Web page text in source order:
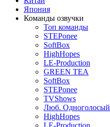
Япония
Команды озвучки
Топ команды
STEPonee
SoftBox
HighHopes
LE-Production
GREEN TEA
SoftBox
STEPonee
TVShows
Люб. Одноголосый
HighHopes
LE-Production